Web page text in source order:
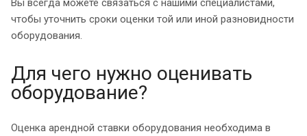
Вы всегда можете связаться с нашими специалистами,
чтобы уточнить сроки оценки той или иной разновидности
оборудования.
Для чего нужно оценивать
оборудование?
Оценка арендной ставки оборудования необходима в